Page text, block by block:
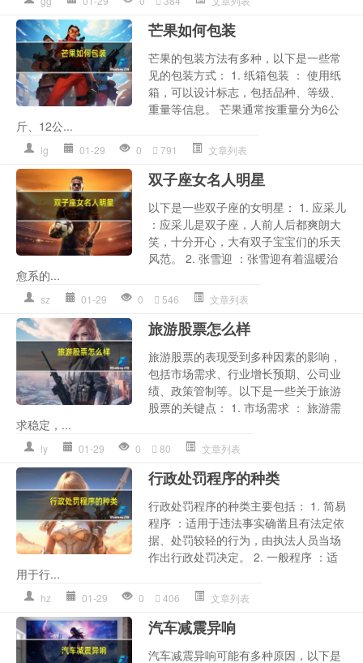
芒果如何包装
芒果的包装方法有多种，以下是一些常
见的包装方式： 1. 纸箱包装 ： 使用纸
箱，可以设计标志，包括品种、等级、
重量等信息。 芒果通常按重量分为6公
斤、12公...
lg 01-29 0 791 文章列表
双子座女名人明星
以下是一些双子座的女明星： 1. 应采儿
：应采儿是双子座，人前人后都爽朗大
笑，十分开心，大有双子宝宝们的乐天
风范。 2. 张雪迎 ：张雪迎有着温暖治
愈系的...
sz 01-29 0 546 文章列表
旅游股票怎么样
旅游股票的表现受到多种因素的影响，
包括市场需求、行业增长预期、公司业
绩、政策管制等。以下是一些关于旅游
股票的关键点： 1. 市场需求 ： 旅游需
求稳定，...
ly 01-29 0 80 文章列表
行政处罚程序的种类
行政处罚程序的种类主要包括： 1. 简易
程序 ：适用于违法事实确凿且有法定依
据、处罚较轻的行为，由执法人员当场
作出行政处罚决定。 2. 一般程序 ：适
用于行...
hz 01-29 0 406 文章列表
汽车减震异响
汽车减震异响可能有多种原因，以下是